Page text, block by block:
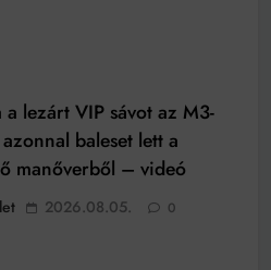
a lezárt VIP sávot az M3-
baleset lett a
manőverből – videó
2026.08.05. 0